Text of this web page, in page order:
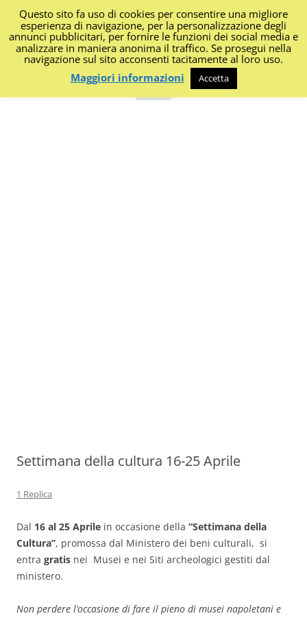
I Diari di Portanapoli
Impressioni, sapori, colori dalla regione
Vai
Settimana della cultura 16-25 Aprile
1 Replica
Dal 16 al 25 Aprile in occasione della “Settimana della
Cultura”, promossa dal Ministero dei beni culturali, si
entra gratis nei Musei e nei Siti archeologici gestiti dal
ministero.
Non perdere l’occasione di fare il pieno di musei napoletani e
Questo sito fa uso di cookies per consentire una migliore
esperienza di navigazione, per la personalizzazione degli
annunci pubblicitari, per fornire le funzioni dei social media e
analizzare in maniera anonima il traffico. Se prosegui nella
navigazione sul sito acconsenti tacitamente al loro uso.
Maggiori informazioni
Accetta